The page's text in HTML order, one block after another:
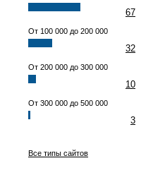
67
От 100 000 до 200 000
32
От 200 000 до 300 000
10
От 300 000 до 500 000
3
Все типы сайтов